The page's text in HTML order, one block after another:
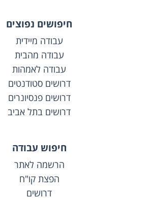
חיפושים נפוצים
עבודה מיידית
עבודה מהבית
עבודה לאמהות
דרושים סטודנטים
דרושים פנסיונרים
דרושים בתל אביב
חיפוש עבודה
הרשמה לאתר
הפצת קו"ח
דרושים